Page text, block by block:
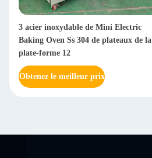
3 acier inoxydable de Mini Electric
Baking Oven Ss 304 de plateaux de la
plate-forme 12
Obtenez le meilleur prix